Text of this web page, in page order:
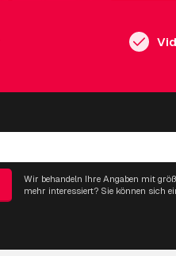
Wir behandeln Ihre Angaben mit
mehr interessiert? Sie können sich